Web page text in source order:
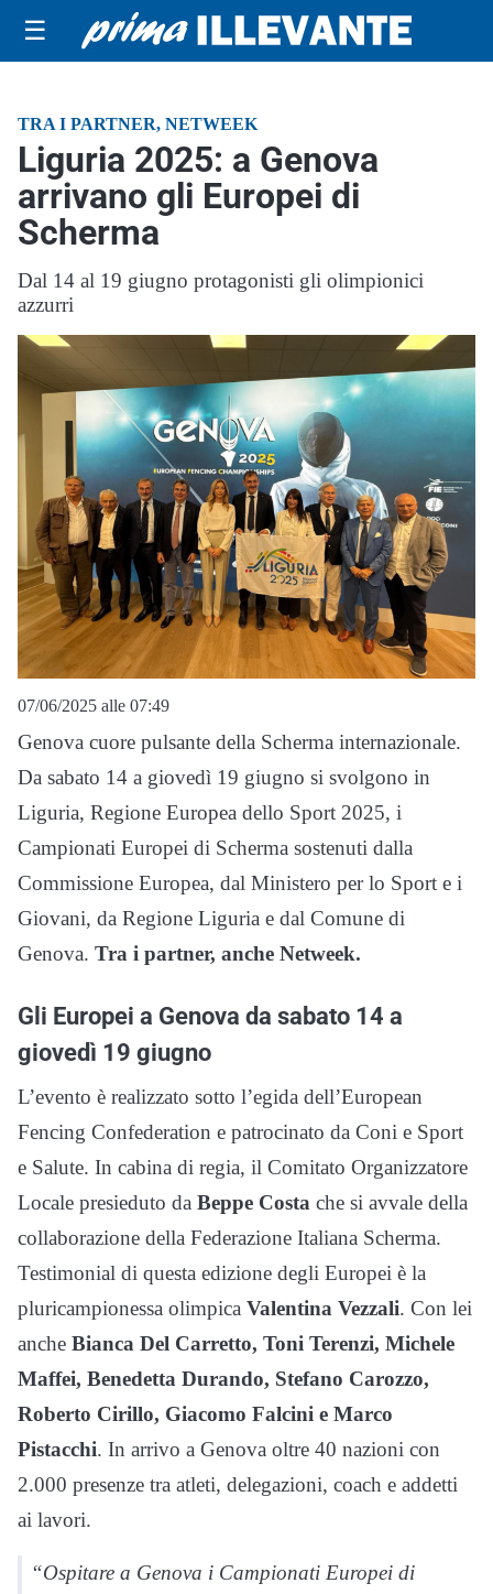
☰
TRA I PARTNER, NETWEEK
Liguria 2025: a Genova
arrivano gli Europei di
Scherma
Dal 14 al 19 giugno protagonisti gli olimpionici
azzurri
07/06/2025 alle 07:49
Genova cuore pulsante della Scherma internazionale.
Da sabato 14 a giovedì 19 giugno si svolgono in
Liguria, Regione Europea dello Sport 2025, i
Campionati Europei di Scherma sostenuti dalla
Commissione Europea, dal Ministero per lo Sport e i
Giovani, da Regione Liguria e dal Comune di
Genova. Tra i partner, anche Netweek.
Gli Europei a Genova da sabato 14 a
giovedì 19 giugno
L’evento è realizzato sotto l’egida dell’European
Fencing Confederation e patrocinato da Coni e Sport
e Salute. In cabina di regia, il Comitato Organizzatore
Locale presieduto da Beppe Costa che si avvale della
collaborazione della Federazione Italiana Scherma.
Testimonial di questa edizione degli Europei è la
pluricampionessa olimpica Valentina Vezzali. Con lei
anche Bianca Del Carretto, Toni Terenzi, Michele
Maffei, Benedetta Durando, Stefano Carozzo,
Roberto Cirillo, Giacomo Falcini e Marco
Pistacchi. In arrivo a Genova oltre 40 nazioni con
2.000 presenze tra atleti, delegazioni, coach e addetti
ai lavori.
“Ospitare a Genova i Campionati Europei di